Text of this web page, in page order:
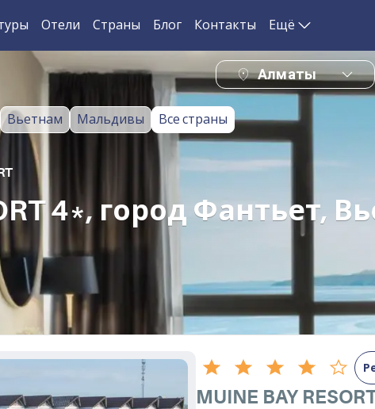
Отели Страны Блог Контакты Ещё
Алматы
Вьетнам Мальдивы Все страны
4*, город Фантьет,
MUINE BAY